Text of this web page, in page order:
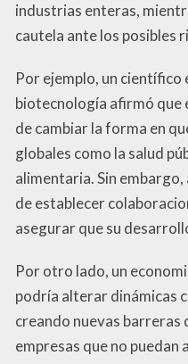
industrias enteras,
cautela ante los posibles
Por ejemplo, un científico
biotecnología afirmó que
de cambiar la forma en
globales como la salud
alimentaria. Sin
de establecer
asegurar que su
Por otro lado, un
podría alterar dinámicas
creando nuevas barreras
empresas que no puedan